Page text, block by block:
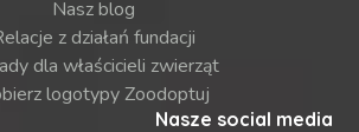
Nasz blog
z działań fundacji
dla właścicieli zwierząt
logotypy Zoodoptuj
Nasze social media